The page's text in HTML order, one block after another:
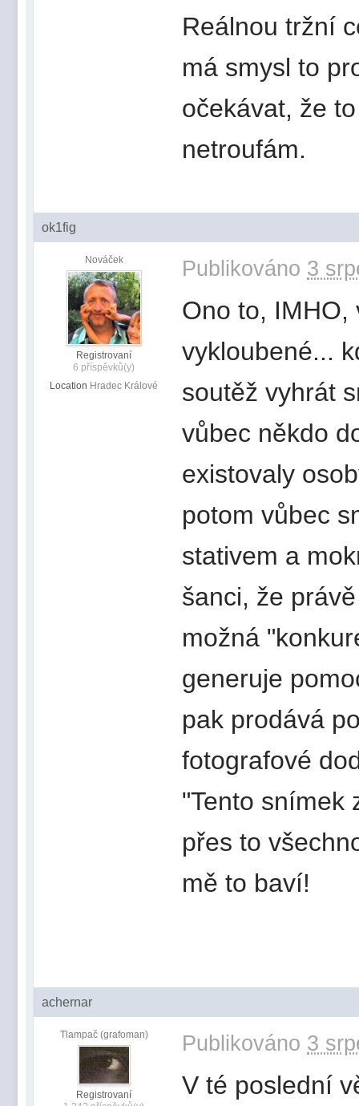
Reálnou tržní
má smysl to
očekávat, že
netroufám.
ok1fig
Nováček
Registrovaní
6 příspěvků(y)
Location Hradec Králové
Publikováno 3
Ono to, IMHO,
vykloubené...
soutěž vyhrát
vůbec někdo
existovaly
potom vůbec
stativem a
šanci, že
možná
generuje
pak prodává
fotografové
"Tento snímek
přes to
mě to baví!
achernar
Tlampač (grafoman)
Registrovaní
Publikováno 3
V té poslední